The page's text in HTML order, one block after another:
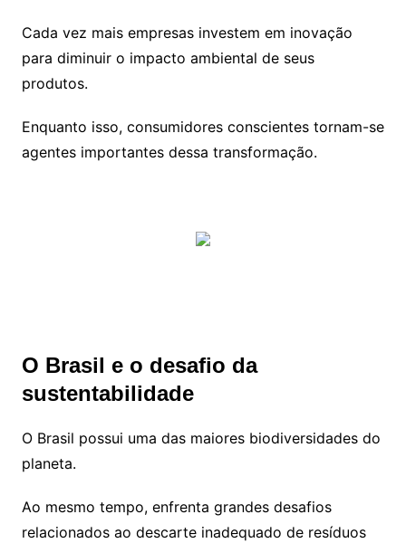
Cada vez mais empresas investem em inovação
para diminuir o impacto ambiental de seus
produtos.
Enquanto isso, consumidores conscientes tornam-se
agentes importantes dessa transformação.
O Brasil e o desafio da
sustentabilidade
O Brasil possui uma das maiores biodiversidades do
planeta.
Ao mesmo tempo, enfrenta grandes desafios
relacionados ao descarte inadequado de resíduos